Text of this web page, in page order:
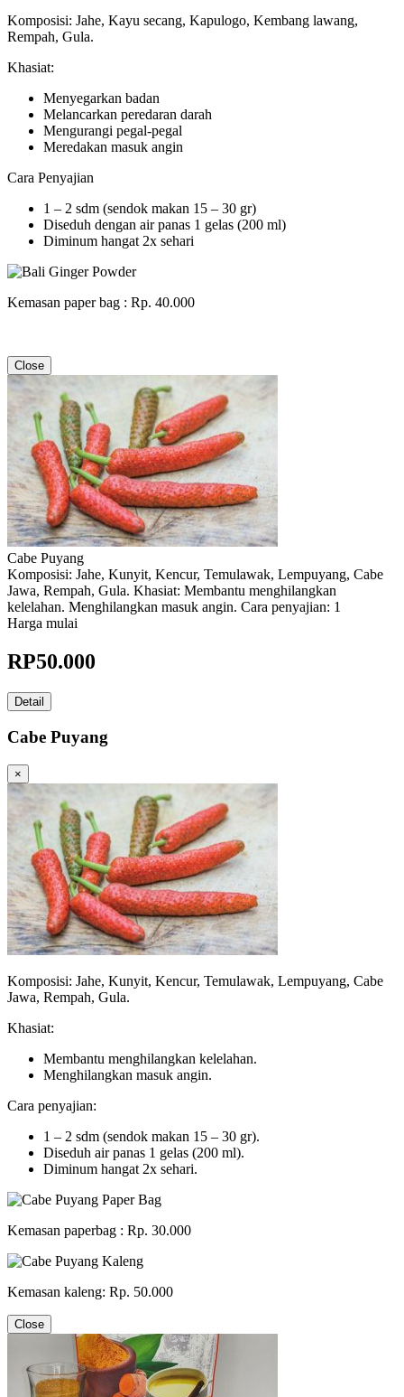
Komposisi: Jahe, Kayu secang, Kapulogo, Kembang lawang,
Rempah, Gula.
Khasiat:
Menyegarkan badan
Melancarkan peredaran darah
Mengurangi pegal-pegal
Meredakan masuk angin
Cara Penyajian
1 – 2 sdm (sendok makan 15 – 30 gr)
Diseduh dengan air panas 1 gelas (200 ml)
Diminum hangat 2x sehari
Kemasan paper bag : Rp. 40.000
Close
Cabe Puyang
Komposisi: Jahe, Kunyit, Kencur, Temulawak, Lempuyang, Cabe
Jawa, Rempah, Gula. Khasiat: Membantu menghilangkan
kelelahan. Menghilangkan masuk angin. Cara penyajian: 1
Harga mulai
RP50.000
Detail
Cabe Puyang
×
Komposisi: Jahe, Kunyit, Kencur, Temulawak, Lempuyang, Cabe
Jawa, Rempah, Gula.
Khasiat:
Membantu menghilangkan kelelahan.
Menghilangkan masuk angin.
Cara penyajian:
1 – 2 sdm (sendok makan 15 – 30 gr).
Diseduh air panas 1 gelas (200 ml).
Diminum hangat 2x sehari.
Kemasan paperbag : Rp. 30.000
Kemasan kaleng: Rp. 50.000
Close